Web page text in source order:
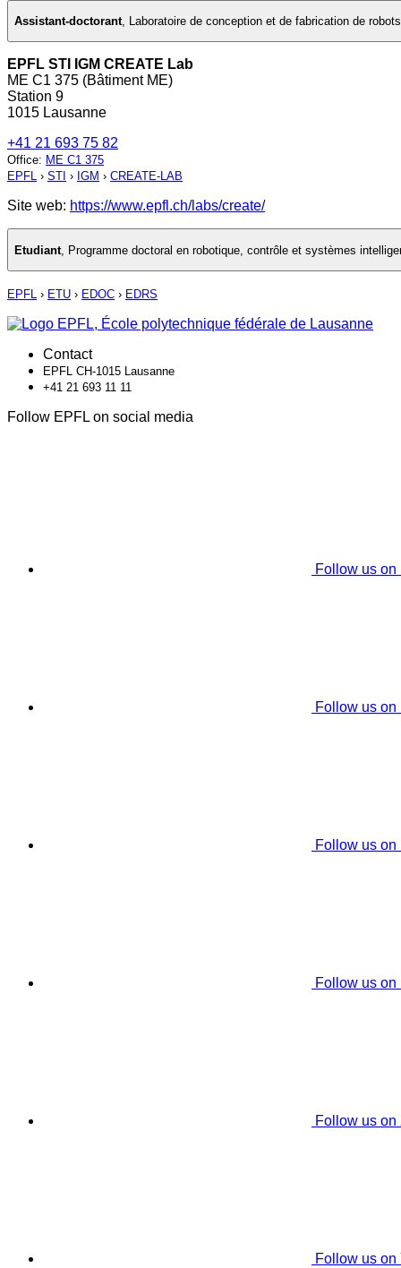
Assistant-doctorant, Laboratoire de conception et de fabrication de
EPFL STI IGM CREATE Lab
ME C1 375 (Bâtiment ME)
Station 9
1015 Lausanne
+41 21 693 75 82
Office: ME C1 375
EPFL › STI › IGM › CREATE-LAB
Site web: https://www.epfl.ch/labs/create/
Etudiant Programme doctoral en robotique, contrôle et systèmes
EPFL › ETU › EDOC › EDRS
Contact
EPFL CH-1015 Lausanne
+41 21 693 11 11
Follow EPFL on social media
Follow us on
Follow us on
Follow us on
Follow us on
Follow us on
Follow us on